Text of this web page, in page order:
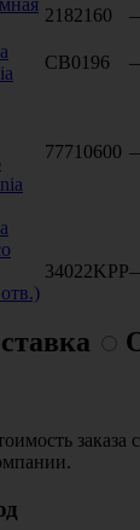
2182160
CB0196
77710600
34022KPP